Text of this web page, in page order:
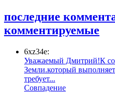
последние
комментируемые
6xz34e:
Уважаемый Дмитрий!К
Земли.который
требует...
​Совпадение